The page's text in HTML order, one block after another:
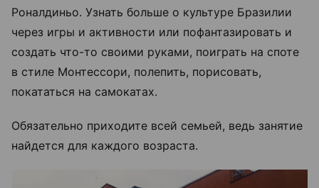
Роналдиньо. Узнать больше о культуре Бразилии
через игры и активности или пофантазировать и
создать что-то своими руками, поиграть на споте
в стиле Монтессори, полепить, порисовать,
покататься на самокатах.
Обязательно приходите всей семьей, ведь занятие
найдется для каждого возраста.